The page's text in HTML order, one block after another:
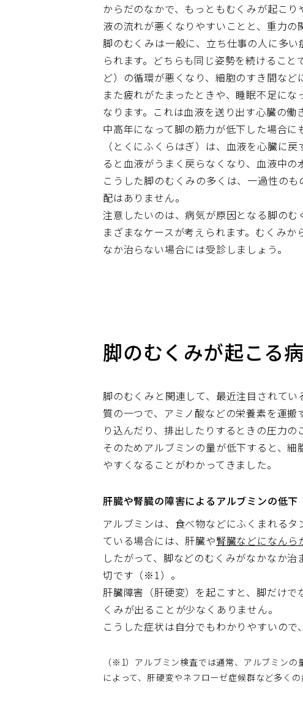
からだのなかで、もっともむくみが起こ
液の流れが悪くなりやすいことと、重力の
脚のむくみは一般に、立ち仕事の人に多
られます。どちらも同じ姿勢を続けるこ
ど）の循環が悪くなり、細胞のすき間など
また疲れがたまったときや、睡眠不足に
なります。これは血液を送り出す心臓の働
中高年になって脚の筋力が低下した場合
（とくにふくらはぎ）は、血液を心臓に
ると血液がうまく戻らなくなり、血液中の
こうした脚のむくみの多くは、一過性の
配はありません。
注意したいのは、病気が原因となる脚の
まざまなケースが考えられます。むくみ
なか治らない場合には受診しましょう。
脚のむくみが起こる
脚のむくみと関連して、最近注目されて
質の一つで、アミノ酸などの栄養素を運
り込んだり、排出したりするときの圧力の
そのためアルブミンの量が低下すると、
やすくなることがわかってきました。
肝臓や腎臓の障害によるアルブミンの低下
アルブミンは、食べ物などにふくまれる
ている場合には、肝臓や腎臓などになんら
したがって、脚などのむくみがなかなか
切です（※1）。
肝臓障害（肝硬変）を起こすと、脚だけ
くみが出ることが少なくありません。
こうした症状は自分でもわかりやすいので
（※1）アルブミン検査では通常、アルブミン
によって、肝硬変やネフローゼ症候群など多く